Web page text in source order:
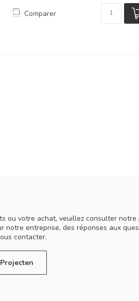
Comparer
ou votre achat, veuillez consulter notre
notre entreprise, des réponses aux
contacter.